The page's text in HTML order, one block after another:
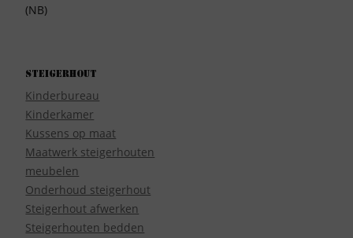
(NB)
Steigerhout
Kinderbureau
Kinderkamer
Kussens op maat
Maatwerk steigerhouten
meubelen
Onderhoud steigerhout
Steigerhout afwerken
Steigerhouten bedden